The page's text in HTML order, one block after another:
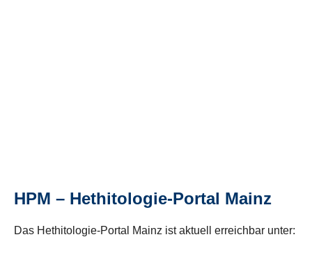
HPM – Hethitologie-Portal Mainz
Das Hethitologie-Portal Mainz ist aktuell erreichbar unter: